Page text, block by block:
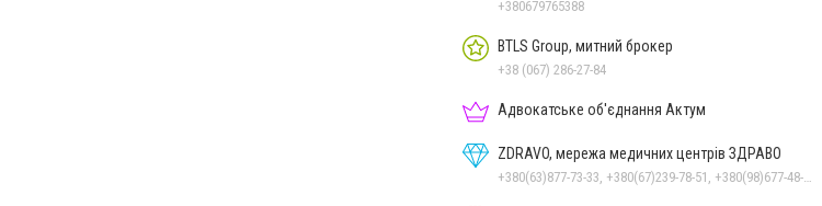
+380679765388
BTLS Group, митний брокер
+38 (067) 286-27-84
Адвокатське об'єднання Актум
ZDRAVO, мережа медичних центрів ЗДРАВО